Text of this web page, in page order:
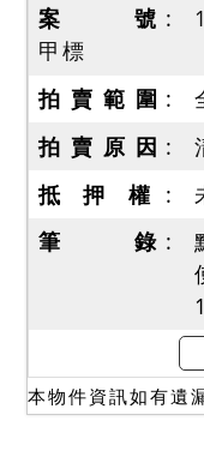
案 號
甲標
拍 賣 範 圍
拍 賣 原 因
抵 押 權
筆 錄
本物件資訊如有遺